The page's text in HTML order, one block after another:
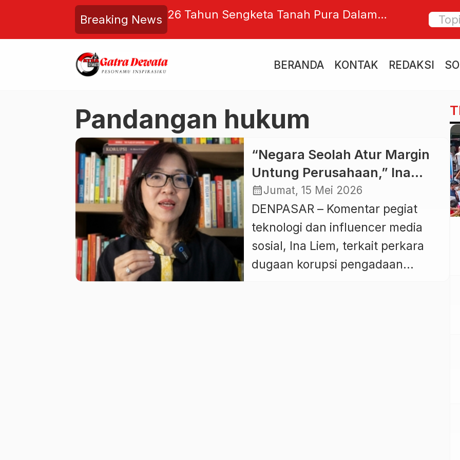
Breaking News
Korupsi Dana Desa,
Jadi Proyek Baru!
26 Tahun Sengketa Tanah Pura Dalam
BERANDA KONTAK REDAKSI
Pandangan hukum
“Negara Seolah Atur Margin
Untung Perusahaan,” Ina
Liem Bongkar Kejanggalan
Kasus Nadiem Chromebook
calendar_monthJumat, 15 Mei 2026
DENPASAR – Komentar pegiat
teknologi dan influencer media
sosial, Ina Liem, terkait perkara
dugaan korupsi pengadaan